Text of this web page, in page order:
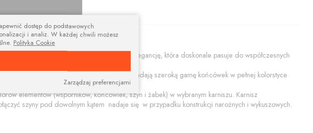
kompozycję estetyczną łączącą prostotę i elegancję, która doskonale pasuje do współczesnych
szczotkowane, czerny i biały połysk. Posiadają szeroką gamę końcówek w pełnej kolorstyce
elementów (wsporników, końcówiek, szyn i żabek) w wybranym karniszu. Karnisz
szyny pod dowolnym kątem nadaje się w przypadku konstrukcji narożnych i wykuszowych.
dostęp do podstawowych
i analiz. W każdej chwili możesz
Polityka Cookie
Zarządzaj preferencjami